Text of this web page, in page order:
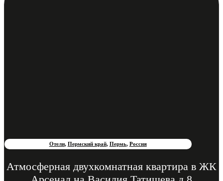
Отели, Пермский край, Пермь, Россия
Атмосферная двухкомнатная квартира в ЖК